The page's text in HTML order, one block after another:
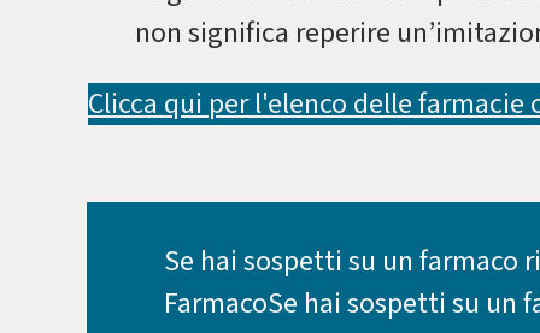
non significa reperire
Clicca qui per l'elenco delle
Se hai sospetti su un farmaco
FarmacoSe hai sospetti su un